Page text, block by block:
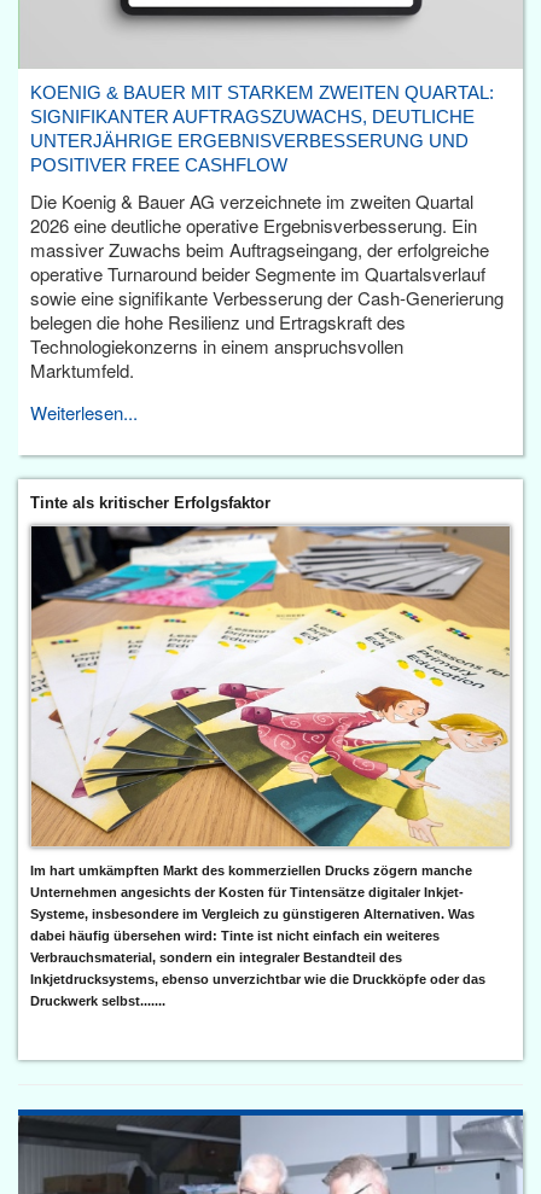
KOENIG & BAUER MIT STARKEM ZWEITEN QUARTAL:
SIGNIFIKANTER AUFTRAGSZUWACHS, DEUTLICHE
UNTERJÄHRIGE ERGEBNISVERBESSERUNG UND
POSITIVER FREE CASHFLOW
Die Koenig & Bauer AG verzeichnete im zweiten Quartal
2026 eine deutliche operative Ergebnisverbesserung. Ein
massiver Zuwachs beim Auftragseingang, der erfolgreiche
operative Turnaround beider Segmente im Quartalsverlauf
sowie eine signifikante Verbesserung der Cash-Generierung
belegen die hohe Resilienz und Ertragskraft des
Technologiekonzerns in einem anspruchsvollen
Marktumfeld.
Weiterlesen...
Tinte als kritischer Erfolgsfaktor
Im hart umkämpften Markt des kommerziellen Drucks zögern manche
Unternehmen angesichts der Kosten für Tintensätze digitaler Inkjet-
Systeme, insbesondere im Vergleich zu günstigeren Alternativen. Was
dabei häufig übersehen wird: Tinte ist nicht einfach ein weiteres
Verbrauchsmaterial, sondern ein integraler Bestandteil des
Inkjetdrucksystems, ebenso unverzichtbar wie die Druckköpfe oder das
Druckwerk selbst.......